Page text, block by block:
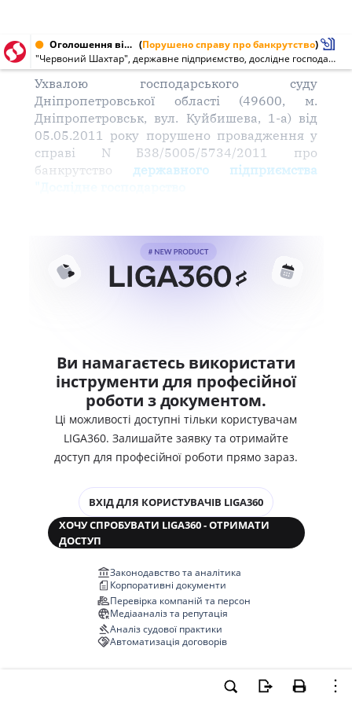
Оголошення від 08.06.2011 № 00846292 (Порушено справу про банкрутство)
"Червоний Шахтар", державне підприємство, дослідне господарство Національної академії аграрних наук України (00846292)
Ухвалою господарського суду
Дніпропетровської області (49600, м.
Дніпропетровськ, вул. Куйбишева, 1-а) від
05.05.2011 року порушено провадження у
справі N Б38/5005/5734/2011 про
банкрутство державного підприємства
Ви намагаєтесь використати
інструменти для професійної
роботи з документом.
Ці можливості доступні тільки користувачам
LIGA360. Залишайте заявку та отримайте
доступ для професійної роботи прямо зараз.
ВХІД ДЛЯ КОРИСТУВАЧІВ LIGA360
ХОЧУ СПРОБУВАТИ LIGA360 - ОТРИМАТИ
ДОСТУП
Законодавство та аналітика
Корпоративні документи
Перевірка компаній та персон
Медіааналіз та репутація
Аналіз судової практики
Автоматизація договорів
НОВА LIGA360 ЗМІНЮЄ ВСЕ!